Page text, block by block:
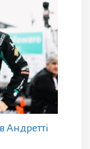
Андретті